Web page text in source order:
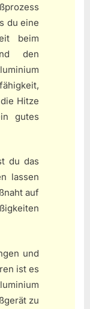
du eine
beim
den
Hitze
gutes
du das
lassen
auf
und
ist es
zu